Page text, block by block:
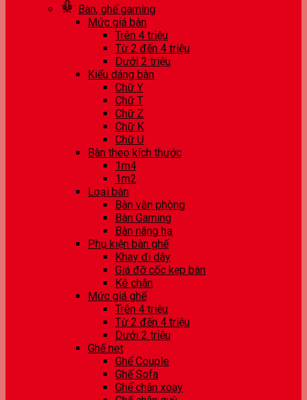
Bàn, ghế gaming
Mức giá bàn
Trên 4 triệu
Từ 2 đến 4 triệu
Dưới 2 triệu
Kiểu dáng bàn
Chữ Y
Chữ T
Chữ Z
Chữ K
Chữ U
Bàn theo kích thước
1m4
1m2
Loại bàn
Bàn văn phòng
Bàn Gaming
Bàn nâng hạ
Phụ kiện bàn ghế
Khay đi dây
Giá đỡ cốc kẹp bàn
Kê chân
Mức giá ghế
Trên 4 triệu
Từ 2 đến 4 triệu
Dưới 2 triệu
Ghế net
Ghế Couple
Ghế Sofa
Ghế chân xoay